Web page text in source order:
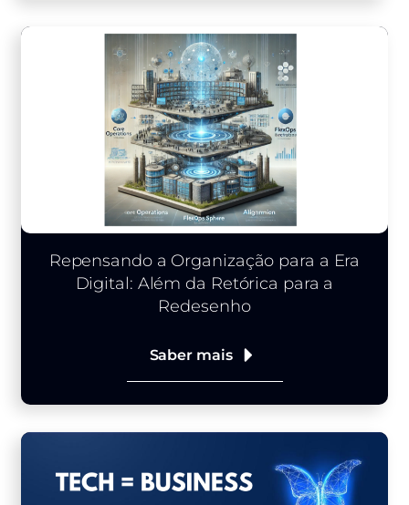
Repensando a Organização para a Era
Digital: Além da Retórica para a
Redesenho
Saber mais